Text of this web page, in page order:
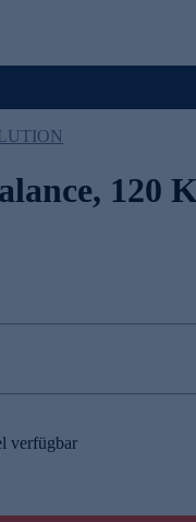
120
verfügbar